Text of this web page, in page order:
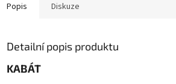
Popis Diskuze
Detailní popis produktu
KABÁT